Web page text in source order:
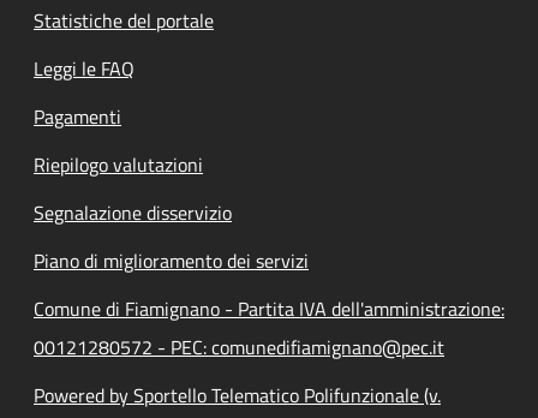
Statistiche del portale
Leggi le FAQ
Pagamenti
Riepilogo valutazioni
Segnalazione disservizio
Piano di miglioramento dei servizi
Comune di Fiamignano - Partita IVA dell'amministrazione:
00121280572 - PEC: comunedifiamignano@pec.it
Powered by Sportello Telematico Polifunzionale (v.